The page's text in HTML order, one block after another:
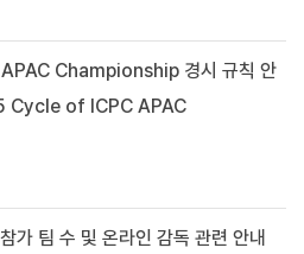
Championship 경시 규칙 안
of ICPC APAC
팀 수 및 온라인 감독 관련 안내